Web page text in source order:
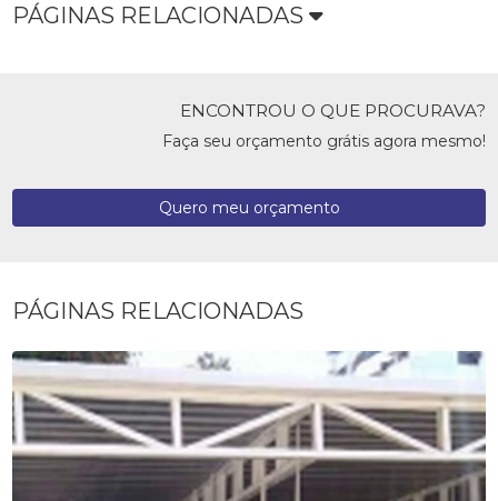
PÁGINAS RELACIONADAS
ENCONTROU O QUE PROCURAVA?
Faça seu orçamento grátis agora mesmo!
Quero meu orçamento
PÁGINAS RELACIONADAS